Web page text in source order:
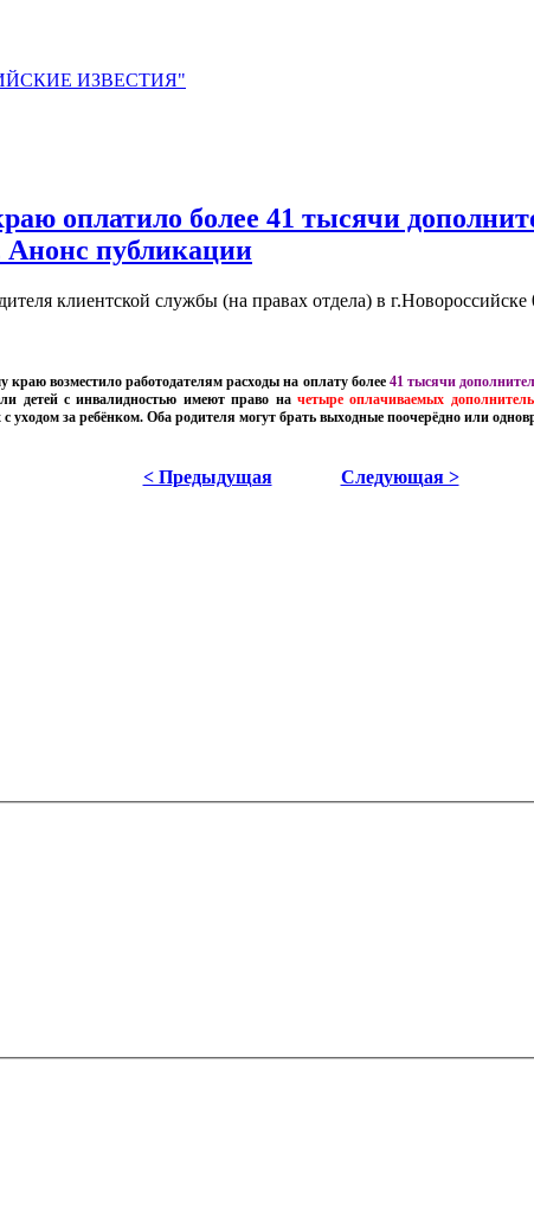
ИЗВЕСТИЯ"
оплатило более 41 тысячи
Анонс публикации
клиентской службы (на правах отдела) в г.Новороссийске
возместило работодателям расходы на оплату более41 тысячи
детей с инвалидностью имеют право начетыре оплачиваемых
за ребёнком. Оба родителя могут брать выходные поочерёдно или
< Предыдущая Следующая >